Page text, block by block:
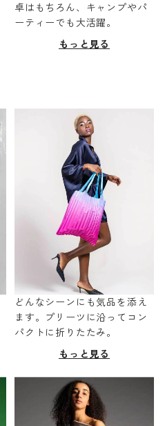
卓はもちろん、キャンプやパ
ーティーでも大活躍。
もっと見る
どんなシーンにも気品を添え
ます。プリーツに沿ってコン
パクトに折りたたみ。
もっと見る